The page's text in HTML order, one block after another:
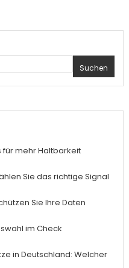
Suchen
mehr Haltbarkeit
Sie das richtige Signal
Sie Ihre Daten
im Check
in Deutschland: Welcher